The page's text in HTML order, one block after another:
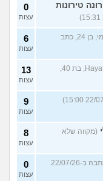
טירונות
0
עצות
(אנונימי, בן 24, כתב
6
עצות
(Hayatov, בת 40,
13
עצות
9
עצות
(מקווה שלא
8
עצות
(אנונימי, בת 18, כתבה ב-22/07/26
0
עצות